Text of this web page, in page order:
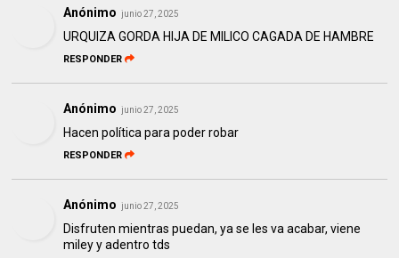
Anónimo junio 27, 2025
URQUIZA GORDA HIJA DE MILICO CAGADA DE HAMBRE
RESPONDER
Anónimo junio 27, 2025
Hacen política para poder robar
RESPONDER
Anónimo junio 27, 2025
Disfruten mientras puedan, ya se les va acabar, viene
miley y adentro tds